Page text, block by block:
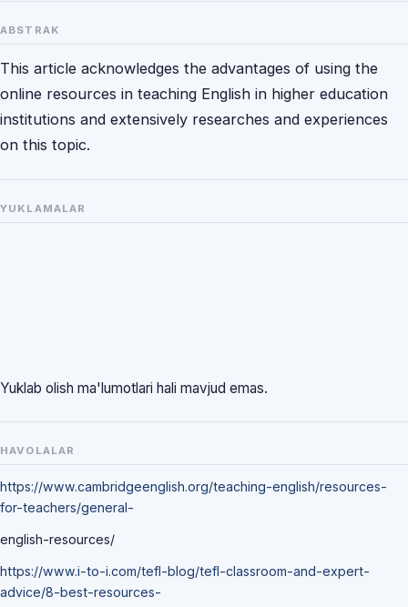
ABSTRAK
This article acknowledges the advantages of using the
online resources in teaching English in higher education
institutions and extensively researches and experiences
on this topic.
YUKLAMALAR
Yuklab olish ma'lumotlari hali mavjud emas.
HAVOLALAR
https://www.cambridgeenglish.org/teaching-english/resources-
for-teachers/general-
english-resources/
https://www.i-to-i.com/tefl-blog/tefl-classroom-and-expert-
advice/8-best-resources-